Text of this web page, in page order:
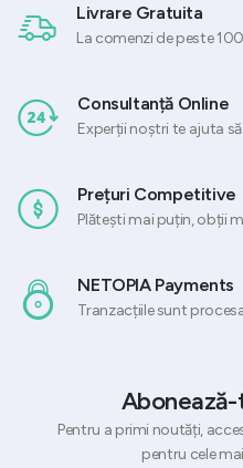
Livrare Gratuita
La comenzi de peste
Consultanță Online
Experții noștri te ajuta
Prețuri Competitive
Plătești mai puțin, obții
NETOPIA Payments
Tranzacțiile sunt
Pentru a primi noutăți,
pentru cele